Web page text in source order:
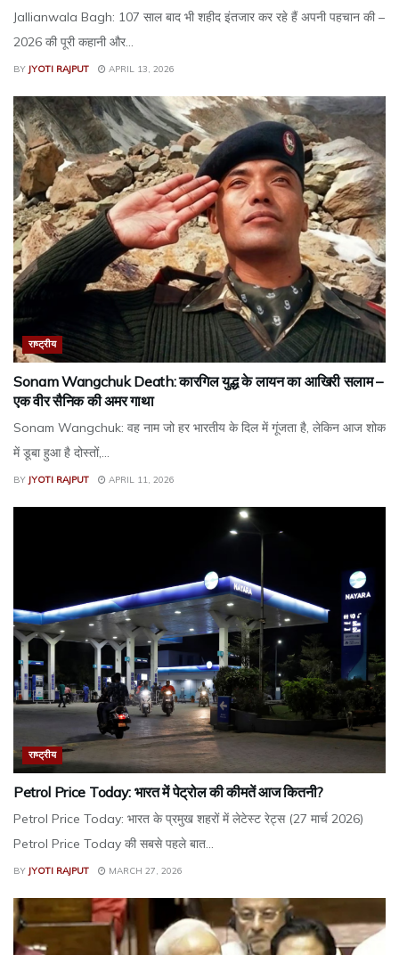
Jallianwala Bagh: 107 साल बाद भी शहीद इंतजार कर रहे हैं अपनी पहचान की –
2026 की पूरी कहानी और...
BY JYOTI RAJPUT APRIL 13, 2026
राष्ट्रीय
Sonam Wangchuk Death: कारगिल युद्ध के लायन का आखिरी सलाम –
एक वीर सैनिक की अमर गाथा
Sonam Wangchuk: वह नाम जो हर भारतीय के दिल में गूंजता है, लेकिन आज शोक
में डूबा हुआ है दोस्तों,...
BY JYOTI RAJPUT APRIL 11, 2026
राष्ट्रीय
Petrol Price Today: भारत में पेट्रोल की कीमतें आज कितनी?
Petrol Price Today: भारत के प्रमुख शहरों में लेटेस्ट रेट्स (27 मार्च 2026)
Petrol Price Today की सबसे पहले बात...
BY JYOTI RAJPUT MARCH 27, 2026